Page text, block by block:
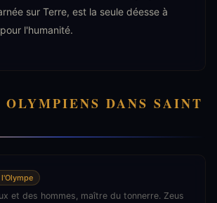
sur Terre, est la seule déesse à
l'humanité.
DANS SAINT
l'Olympe
et des hommes, maître du tonnerre. Zeus